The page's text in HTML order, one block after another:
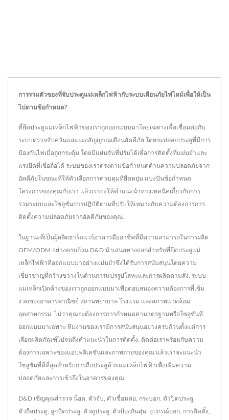
การรวมตัวของที่จับประตูแม่เหล็กไฟฟ้ากับระบบเตือนภัยไฟไหม้เพื่อให้เป็น
ไปตามข้อกำหนด?
ที่ยึดประตูแม่เหล็กไฟฟ้าของเราถูกออกแบบมาโดยเฉพาะเพื่อเชื่อมต่อกับ
ระบบตรวจจับควันและแผงสัญญาณเตือนอัคคีภัย โดยจะปล่อยประตูที่มีการ
ป้องกันไฟเมื่อถูกกระตุ้น โดยมีแผ่นจับที่ปรับได้เพื่อการติดตั้งที่แม่นยำและ
แรงยึดที่เชื่อถือได้ ระบบของเราตรงตามข้อกำหนดด้านความปลอดภัยจาก
อัคคีภัยในขณะที่ให้ตัวเลือกการควบคุมที่ยืดหยุ่น แบ่งปันข้อกำหนด
โครงการของคุณกับเรา แล้วเราจะให้คำแนะนำทางเทคนิคเกี่ยวกับการ
รวมระบบและโซลูชันการปฏิบัติตามที่ปรับให้เหมาะกับความต้องการการ
ติดตั้งความปลอดภัยจากอัคคีภัยของคุณ.
ในฐานะที่เป็นผู้ผลิตฮาร์ดแวร์อาคารมืออาชีพที่มีความสามารถในการผลิต
OEM/ODM อย่างครบถ้วน D&D นำเสนอทางออกสำหรับที่ยึดประตูแม่
เหล็กไฟฟ้าที่ออกแบบมาอย่างแม่นยำซึ่งได้รับการสนับสนุนโดยความ
เชี่ยวชาญที่กว้างขวางในด้านการแปรรูปโลหะและการผลิตตามสั่ง. ระบบ
แม่เหล็กเปิดค้างของเราถูกออกแบบมาเพื่อตอบสนองความต้องการที่เข้ม
งวดของอาคารพาณิชย์ สถานพยาบาล โรงแรม และสภาพแวดล้อม
อุตสาหกรรม. ไม่ว่าคุณจะต้องการการกำหนดค่ามาตรฐานหรือโซลูชันที่
ออกแบบมาเฉพาะ ทีมงานของเรามีการสนับสนุนอย่างครบถ้วนตั้งแต่การ
เลือกผลิตภัณฑ์ไปจนถึงคำแนะนำในการติดตั้ง. ติดต่อเราพร้อมกับความ
ต้องการเฉพาะของแอปพลิเคชันและภาพถ่ายของคุณ แล้วเราจะแนะนำ
โซลูชันที่ดีที่สุดสำหรับการถือประตูด้วยแม่เหล็กไฟฟ้าเพื่อเพิ่มความ
ปลอดภัยและการเข้าถึงในอาคารของคุณ.
D&D เชิญคุณสำรวจ น็อต ตัวจับ ตัวเชื่อมต่อ กระบอก ตัวปิดประตู
ตัวถือประตู ลูกบิดประตู ตัวดูประตู ตัวป้องกันฝุ่น อุปกรณ์ออก การติดตั้ง